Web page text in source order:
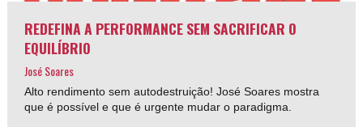
REDEFINA A PERFORMANCE SEM SACRIFICAR O
EQUILÍBRIO
José Soares
Alto rendimento sem autodestruição! José Soares mostra
que é possível e que é urgente mudar o paradigma.